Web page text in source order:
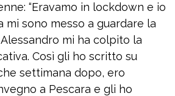
“Eravamo in lockdown e io
mi sono messo a guardare la
mi ha colpito la
Così gli ho scritto su
settimana dopo, ero
a Pescara e gli ho